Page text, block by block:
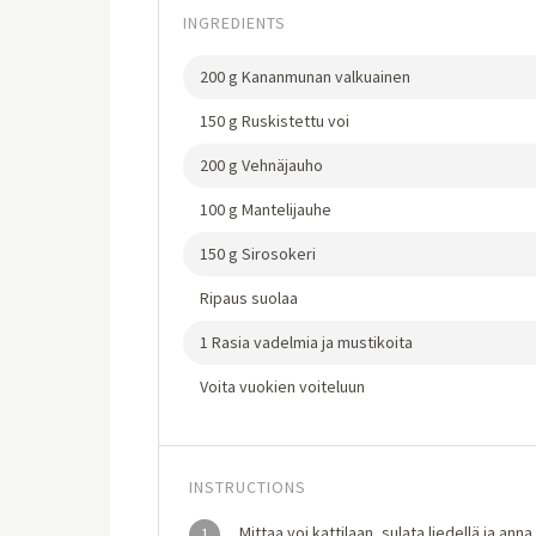
INGREDIENTS
200 g Kananmunan valkuainen
150 g Ruskistettu voi
200 g Vehnäjauho
100 g Mantelijauhe
150 g Sirosokeri
Ripaus suolaa
1 Rasia vadelmia ja mustikoita
Voita vuokien voiteluun
INSTRUCTIONS